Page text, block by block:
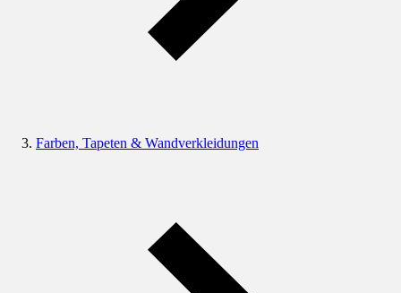
Farben, Tapeten & Wandverkleidungen